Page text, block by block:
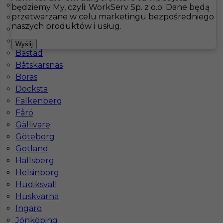
Hotistin Oferty pracyLaisvall
Pokaż filtr
Arjeplog
Arvidsjaur
Arvika
Åsele
Bastad
Båtskärsnäs
Boras
Docksta
Falkenberg
Fårö
Gällivare
Göteborg
Gotland
Hallsberg
Helsinborg
Hudiksvall
Huskvarna
Ingaro
Jönköping
Praca dla Kelnera / Kelnerki w Szwecji
Kategoria Gastronomia
Lokalizacja Laisvall
Wymagane języki
będziemy My, czyli: WorkServ Sp. z o.o. Dane będą
przetwarzane w celu marketingu bezpośredniego
naszych produktów i usług.
Wyślij